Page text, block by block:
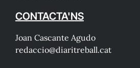
CONTACTA'NS
Joan Cascante Agudo
redaccio@diaritreball.cat